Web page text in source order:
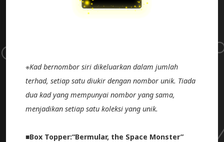
※Kad bernombor siri dikeluarkan dalam jumlah
terhad, setiap satu diukir dengan nombor unik. Tiada
dua kad yang mempunyai nombor yang sama,
menjadikan setiap satu koleksi yang unik.
■Box Topper:“Bermular, the Space Monster”